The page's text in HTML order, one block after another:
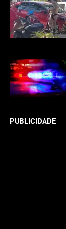
PUBLICIDADE